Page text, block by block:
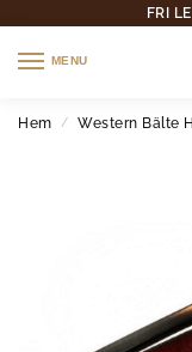
FRI
MENU
Hem / Western Bälte